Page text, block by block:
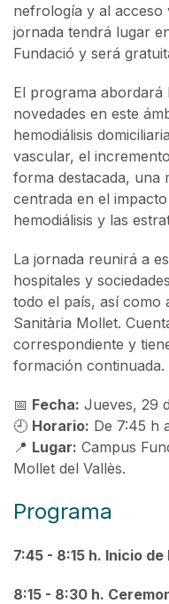
nefrología y al acceso
jornada tendrá lugar
Fundació y será
El programa
novedades en este
hemodiálisis
vascular, el
forma destacada, una
centrada en el
hemodiálisis y las
La jornada reunirá a
hospitales y
todo el país, así como
Sanitària Mollet.
correspondiente y
formación continuada.
📅 Fecha: Jueves, 29
🕘 Horario: De 7:45 h
📍 Lugar: Campus
Mollet del Vallès.
Programa
7:45 - 8:15 h. Inicio
8:15 - 8:30 h.